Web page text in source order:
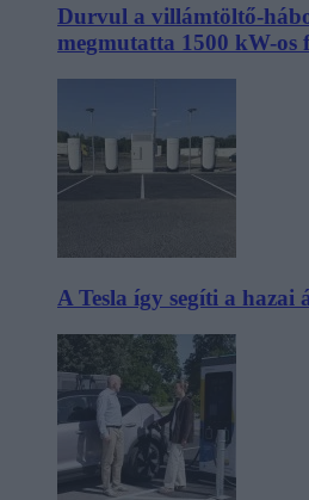
Durvul a villámtöltő-
megmutatta 1500 kW-os
A Tesla így segíti a hazai